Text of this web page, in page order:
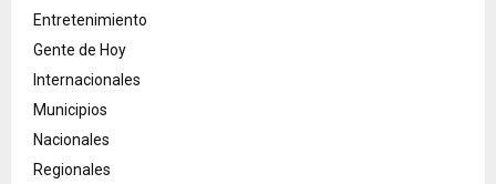
Entretenimiento
Gente de Hoy
Internacionales
Municipios
Nacionales
Regionales